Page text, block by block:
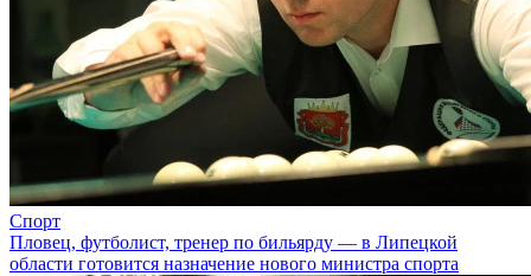
Спорт
Пловец, футболист, тренер по бильярду — в Липецкой
области готовится назначение нового министра спорта